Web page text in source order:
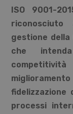
ISO 9001-
gestione della
che
fidelizzazione
processi